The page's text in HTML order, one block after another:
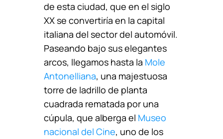
de esta ciudad, que en el siglo
XX se convertiría en la capital
italiana del sector del automóvil.
Paseando bajo sus elegantes
arcos, llegamos hasta la Mole
Antonelliana, una majestuosa
torre de ladrillo de planta
cuadrada rematada por una
cúpula, que alberga el Museo
nacional del Cine, uno de los